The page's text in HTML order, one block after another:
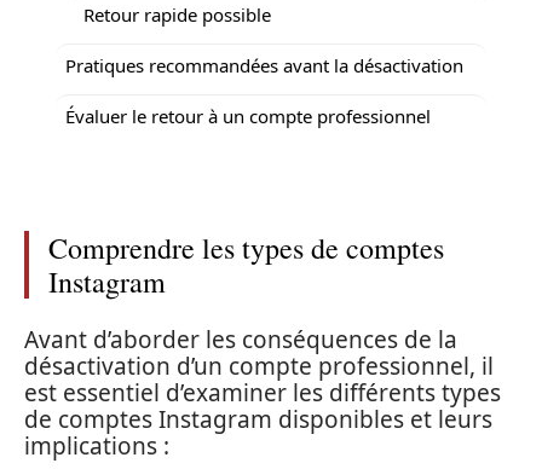
Retour rapide possible
Pratiques recommandées avant la désactivation
Évaluer le retour à un compte professionnel
Comprendre les types de comptes
Instagram
Avant d’aborder les conséquences de la
désactivation d’un compte professionnel, il
est essentiel d’examiner les différents types
de comptes Instagram disponibles et leurs
implications :